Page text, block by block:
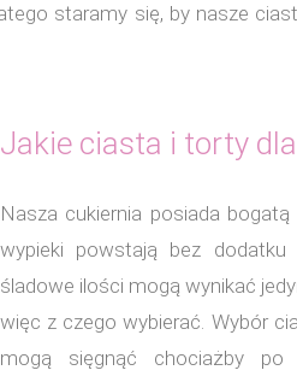
staramy się, by nasze
Jakie ciasta i torty
Nasza cukiernia posiada
wypieki powstają bez dodatku
śladowe ilości mogą wynikać
więc z czego wybierać. Wybór
mogą sięgnąć chociażby po